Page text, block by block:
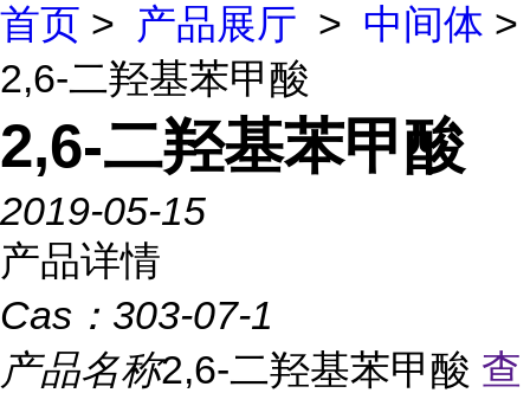
首页 > 产品展厅 > 中间体 >
2,6-二羟基苯甲酸
2,6-二羟基苯甲酸
2019-05-15
产品详情
Cas： 303-07-1
产品名称2,6-二羟基苯甲酸 查